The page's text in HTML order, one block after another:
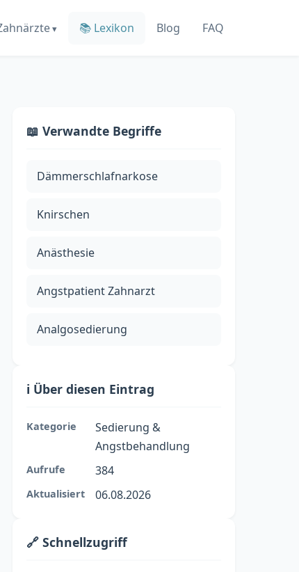
📚 Lexikon Blog FAQ
📖 Verwandte Begriffe
Dämmerschlafnarkose
Knirschen
Anästhesie
Angstpatient Zahnarzt
Analgosedierung
ℹ️ Über diesen Eintrag
Kategorie
Sedierung &
Angstbehandlung
Aufrufe 384
Aktualisiert 06.08.2026
🔗 Schnellzugriff